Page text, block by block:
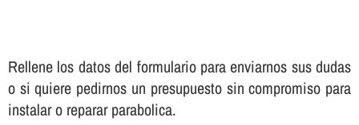
Rellene los datos del formulario para enviarnos sus dudas
o si quiere pedirnos un presupuesto sin compromiso para
instalar o reparar parabolica.